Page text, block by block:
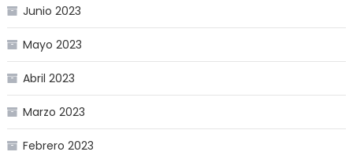
Junio 2023
Mayo 2023
Abril 2023
Marzo 2023
Febrero 2023